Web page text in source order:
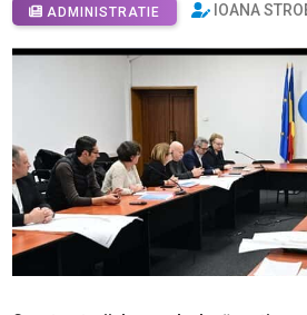
ADMINISTRATIE IOANA